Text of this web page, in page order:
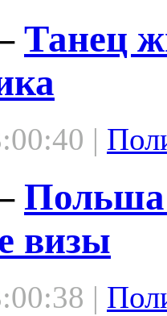
Танец
|
Польша
визы
|